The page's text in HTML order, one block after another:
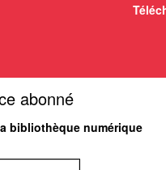
abonné
bibliothèque numérique